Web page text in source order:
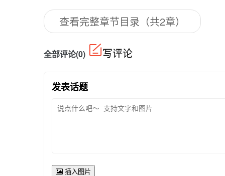
查看完整章节目录（共2章）
全部评论(0) 写评论
发表话题
插入图片